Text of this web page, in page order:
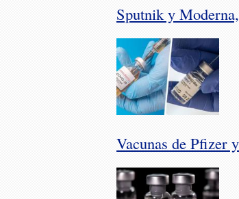
Sputnik y
Vacunas de Pfizer